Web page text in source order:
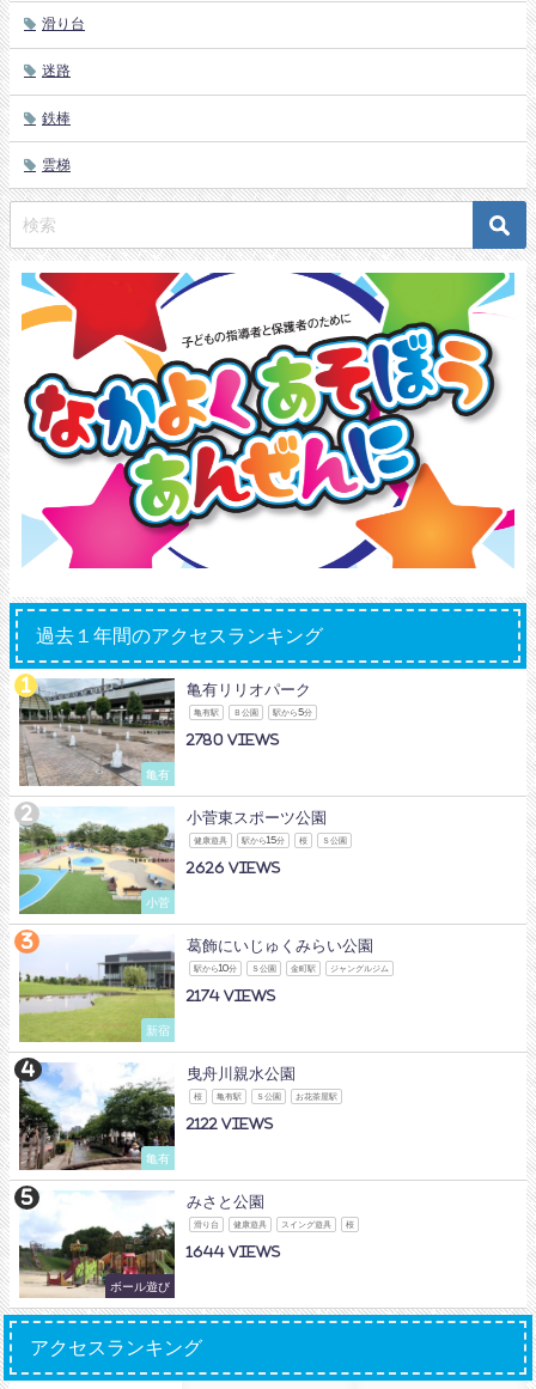
滑り台
迷路
鉄棒
雲梯
過去１年間のアクセスランキング
亀有
亀有リリオパーク
亀有駅 Ｂ公園 駅から5分
2780
小菅
小菅東スポーツ公園
健康遊具 駅から15分 桜 Ｓ公園
2626
新宿
葛飾にいじゅくみらい公園
駅から10分 Ｓ公園 金町駅 ジャングルジム
2174
亀有
曳舟川親水公園
桜 亀有駅 Ｓ公園 お花茶屋駅
2122
ボール遊び
みさと公園
滑り台 健康遊具 スイング遊具 桜
1644
アクセスランキング